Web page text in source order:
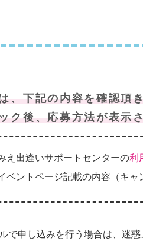
、下記の内容を確認頂
ク後、応募方法が表示
え出逢いサポートセンターの利
ベントページ記載の内容（キ
で申し込みを行う場合は、迷